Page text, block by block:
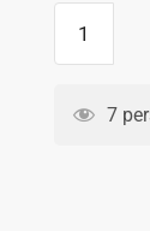
Barca 7